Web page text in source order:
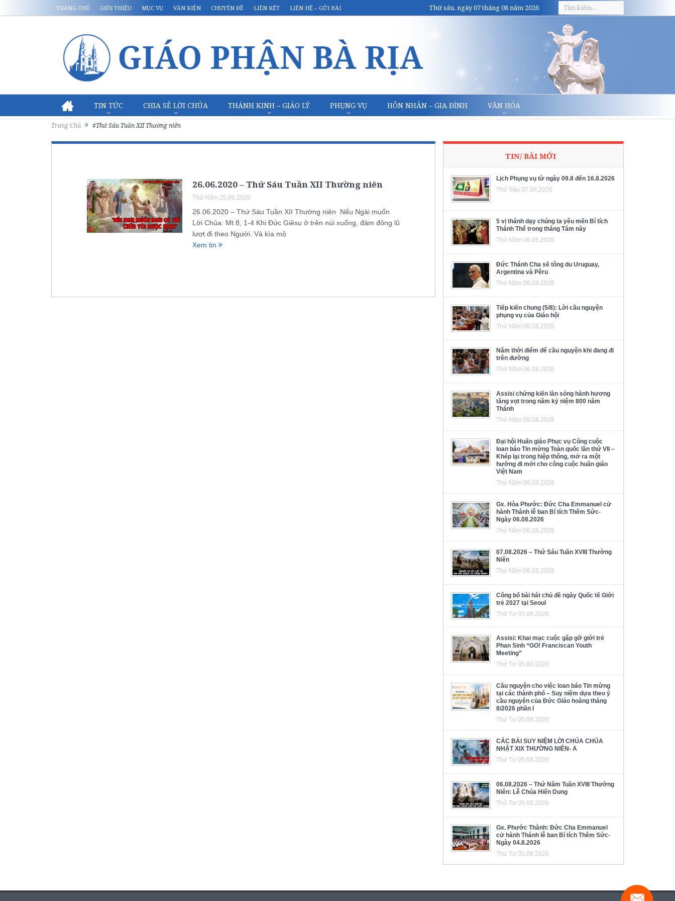
TRANG CHỦ GIỚI THIỆU MỤC VỤ VĂN KIỆN CHUYÊN ĐỀ LIÊN KẾT LIÊN HỆ – GỬI BÀI Thứ sáu, ngày 07 tháng 08 năm 2026
TIN TỨC CHIA SẺ LỜI CHÚA THÁNH KINH – GIÁO LÝ PHỤNG VỤ HÔN NHÂN – GIA ĐÌNH VĂN HÓA
Trang Chủ #Thứ Sáu Tuần XII Thường niên
26.06.2020 – Thứ Sáu Tuần XII Thường niên
Thứ Năm 25.06.2020
26.06.2020 – Thứ Sáu Tuần XII Thường niên Nếu Ngài muốn
Lời Chúa: Mt 8, 1-4 Khi Ðức Giêsu ở trên núi xuống, đám đông lũ
lượt đi theo Người. Và kìa mộ
Xem tin
TIN/ BÀI MỚI
Lịch Phụng vụ từ ngày 09.8 đến 16.8.2026
Thứ Sáu 07.08.2026
5 vị thánh dạy chúng ta yêu mến Bí tích
Thánh Thể trong tháng Tám này
Thứ Năm 06.08.2026
Đức Thánh Cha sẽ tông du Uruguay,
Argentina và Pêru
Thứ Năm 06.08.2026
Tiếp kiến chung (5/8): Lời cầu nguyện
phụng vụ của Giáo hội
Thứ Năm 06.08.2026
Năm thời điểm để cầu nguyện khi đang đi
trên đường
Thứ Năm 06.08.2026
Assisi chứng kiến làn sóng hành hương
tăng vọt trong năm kỷ niệm 800 năm
Thánh
Thứ Năm 06.08.2026
Đại hội Huấn giáo Phục vụ Công cuộc
loan báo Tin mừng Toàn quốc lần thứ VII –
Khép lại trong hiệp thông, mở ra một
hướng đi mới cho công cuộc huấn giáo
Việt Nam
Thứ Năm 06.08.2026
Gx. Hòa Phước: Đức Cha Emmanuel cử
hành Thánh lễ ban Bí tích Thêm Sức-
Ngày 06.08.2026
Thứ Năm 06.08.2026
07.08.2026 – Thứ Sáu Tuần XVIII Thường
Niên
Thứ Năm 06.08.2026
Công bố bài hát chủ đề ngày Quốc tế Giới
trẻ 2027 tại Seoul
Thứ Tư 05.08.2026
Assisi: Khai mạc cuộc gặp gỡ giới trẻ
Phan Sinh “GO! Franciscan Youth
Meeting”
Thứ Tư 05.08.2026
Cầu nguyện cho việc loan báo Tin mừng
tại các thành phố – Suy niệm dựa theo ý
cầu nguyện của Đức Giáo hoàng tháng
8/2026 phần I
Thứ Tư 05.08.2026
CÁC BÀI SUY NIỆM LỜI CHÚA CHÚA
NHẬT XIX THƯỜNG NIÊN- A
Thứ Tư 05.08.2026
06.08.2026 – Thứ Năm Tuần XVIII Thường
Niên: Lễ Chúa Hiển Dung
Thứ Tư 05.08.2026
Gx. Phước Thành: Đức Cha Emmanuel
cử hành Thánh lễ ban Bí tích Thêm Sức-
Ngày 04.8.2026
Thứ Tư 05.08.2026